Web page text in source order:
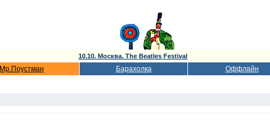
10.10. Москва. The Beatles Festival
Мр.Поустман Барахолка Оффлайн